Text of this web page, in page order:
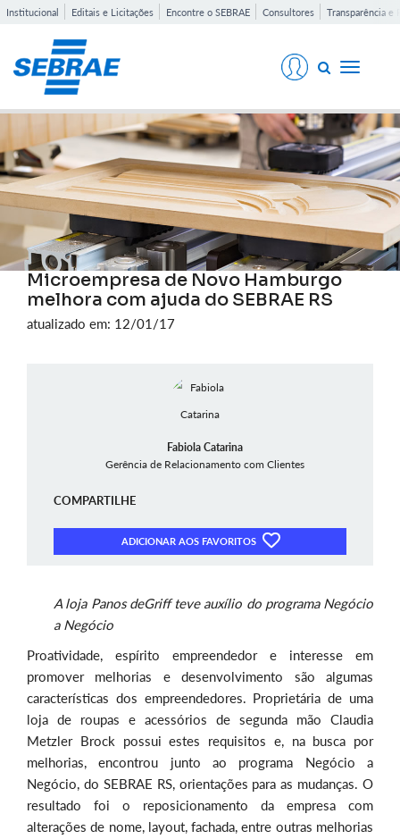
Institucional Editais e Licitações Encontre o SEBRAE Consultores Transparência e
Toggle
Microempresa de Novo Hamburgo
melhora com ajuda do SEBRAE RS
atualizado em: 12/01/17
Fabiola Catarina
Gerência de Relacionamento com Clientes
COMPARTILHE
ADICIONAR AOS FAVORITOS
A loja Panos deGriff teve auxílio do programa Negócio
a Negócio
Proatividade, espírito empreendedor e interesse em
promover melhorias e desenvolvimento são algumas
características dos empreendedores. Proprietária de uma
loja de roupas e acessórios de segunda mão Claudia
Metzler Brock possui estes requisitos e, na busca por
melhorias, encontrou junto ao programa Negócio a
Negócio, do SEBRAE RS, orientações para as mudanças. O
resultado foi o reposicionamento da empresa com
alterações de nome, layout, fachada, entre outras melhorias